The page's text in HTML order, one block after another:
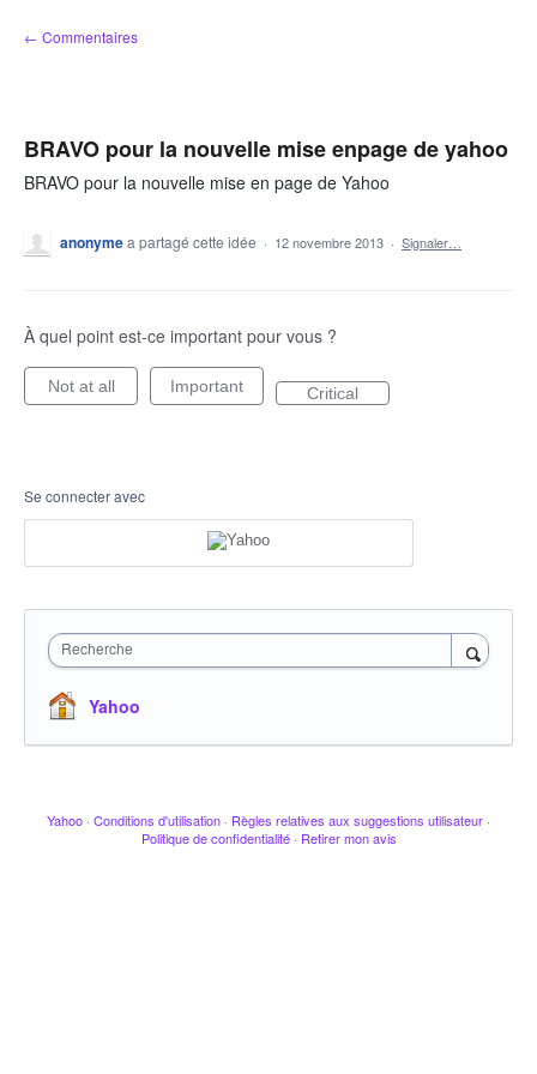
Aller
au
← Commentaires
BRAVO pour la nouvelle mise enpage de yahoo
BRAVO pour la nouvelle mise en page de Yahoo
anonymea partagé cette idée · 12 novembre 2013 · Signaler…
À quel point est-ce important pour vous ?
Not at all Important Critical
Se connecter avec
Recherche
Yahoo
Yahoo · Conditions d'utilisation · Règles relatives aux suggestions utilisateur ·
Politique de confidentialité · Retirer mon avis